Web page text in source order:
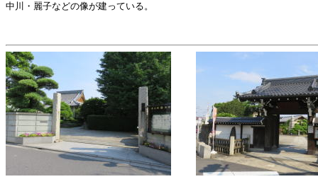
中川・麗子などの像が建っている。